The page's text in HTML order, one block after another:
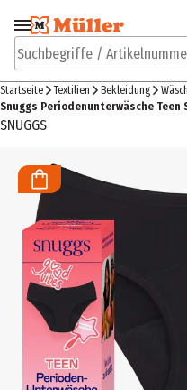
Zur Navigation
springen
Suchbegriffe /
Startseite Textilien Bekleidung
Snuggs Periodenunterwäsche Teen
SNUGGS